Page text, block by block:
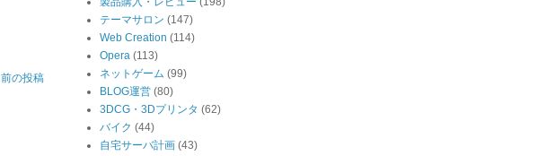
前の投稿
テーマサロン (147)
Web Creation (114)
Opera (113)
ネットゲーム (99)
BLOG運営 (80)
3DCG・3Dプリンタ (62)
バイク (44)
自宅サーバ計画 (43)